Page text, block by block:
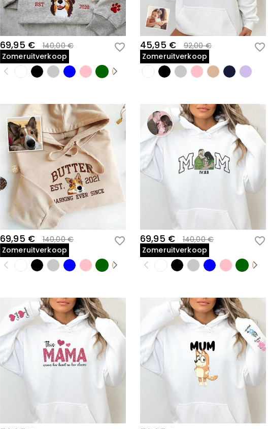
69,95 €
140,00 €
Zomeruitverkoop
45,95 €
92,00 €
Zomeruitverkoop
69,95 €
140,00 €
Zomeruitverkoop
69,95 €
140,00 €
Zomeruitverkoop